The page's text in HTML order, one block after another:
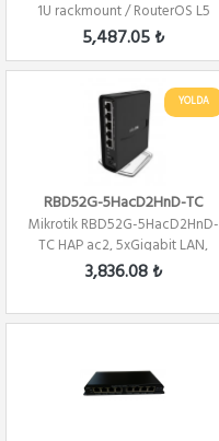
1U rackmount / RouterOS L5
5,487.05 ₺
YOLDA
RBD52G-5HacD2HnD-TC
Mikrotik RBD52G-5HacD2HnD-
TC HAP ac2, 5xGigabit LAN,
2.4+5 Ghz 2x...
3,836.08 ₺